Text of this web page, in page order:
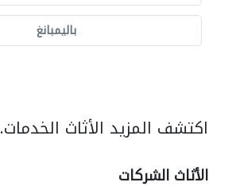
باليمبانغ
اكتشف المزيد الأثاث الخدمات.
الأثاث الشركات